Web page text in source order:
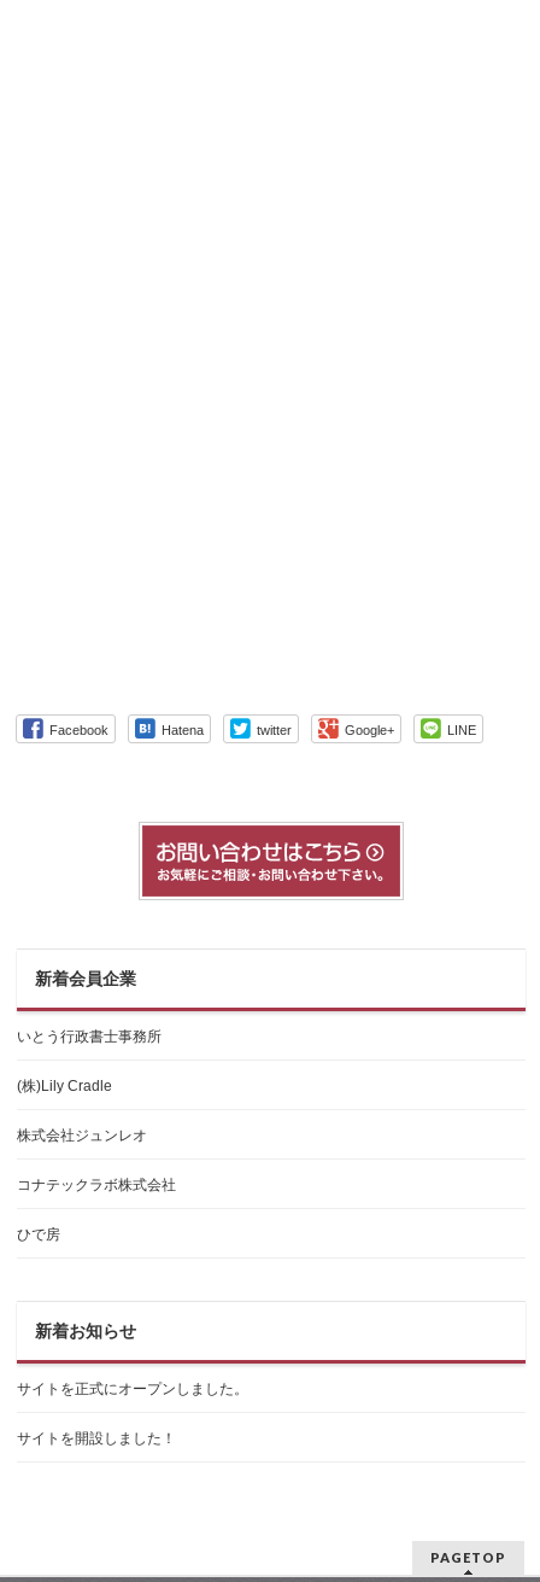
Facebook Hatena twitter Google+ LINE
新着会員企業
いとう行政書士事務所
(株)Lily Cradle
株式会社ジュンレオ
コナテックラボ株式会社
ひで房
新着お知らせ
サイトを正式にオープンしました。
サイトを開設しました！
PAGETOP